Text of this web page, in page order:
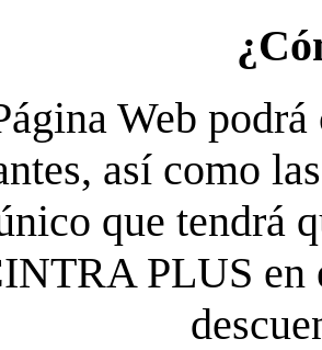
Web
así como
que tendrá
PLUS en